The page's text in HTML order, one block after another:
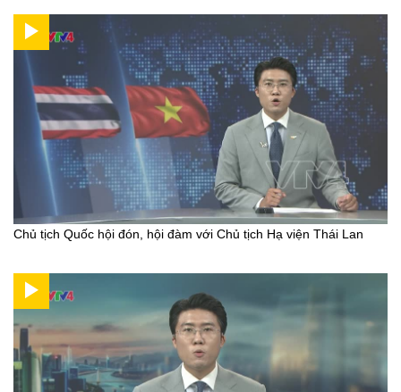
Chủ tịch Quốc hội đón, hội đàm với Chủ tịch Hạ viện Thái Lan